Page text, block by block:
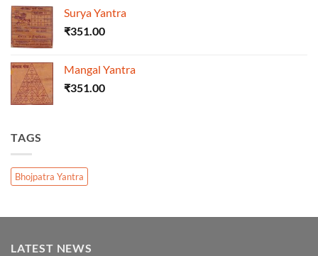
Surya Yantra
₹351.00
Mangal Yantra
₹351.00
TAGS
Bhojpatra Yantra
LATEST NEWS